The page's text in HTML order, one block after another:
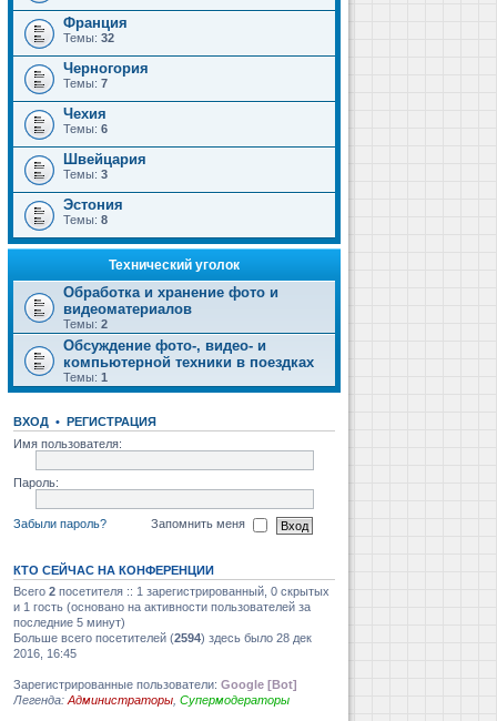
Франция
Темы: 32
Черногория
Темы: 7
Чехия
Темы: 6
Швейцария
Темы: 3
Эстония
Темы: 8
Технический уголок
Обработка и хранение фото и
видеоматериалов
Темы: 2
Обсуждение фото-, видео- и
компьютерной техники в поездках
Темы: 1
ВХОД • РЕГИСТРАЦИЯ
Имя пользователя:
Пароль:
Забыли пароль? Запомнить меня
КТО СЕЙЧАС НА КОНФЕРЕНЦИИ
Всего 2 посетителя :: 1 зарегистрированный, 0 скрытых
и 1 гость (основано на активности пользователей за
последние 5 минут)
Больше всего посетителей (2594) здесь было 28 дек
2016, 16:45
Зарегистрированные пользователи: Google [Bot]
Легенда: Администраторы Супермодераторы